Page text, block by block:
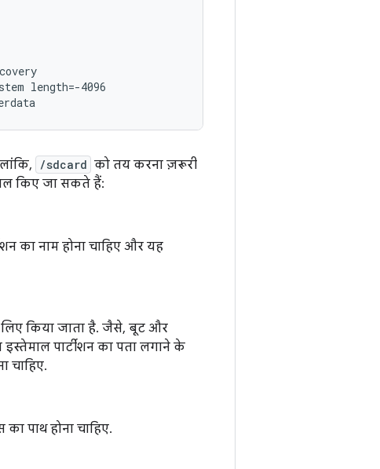
length=-4096
/sdcard को तय करना ज़रूरी
किए जा सकते हैं:
का नाम होना चाहिए और यह
लिए किया जाता है. जैसे, बूट और
पार्टीशन का पता लगाने के
चाहिए.
पाथ होना चाहिए.